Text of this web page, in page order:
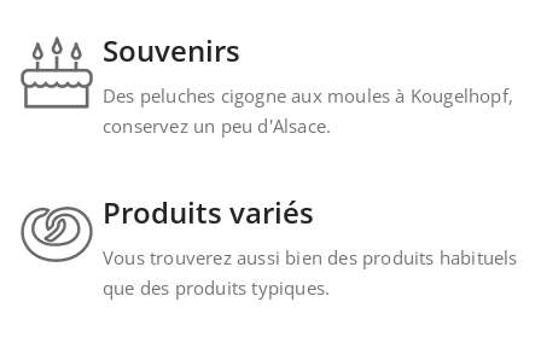
Souvenirs
Des peluches cigogne aux moules à Kougelhopf,
conservez un peu d'Alsace.
Produits variés
Vous trouverez aussi bien des produits habituels
que des produits typiques.